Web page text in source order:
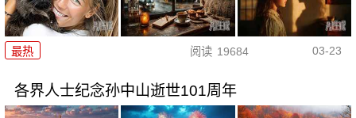
最热 阅读 19684 03-23
各界人士纪念孙中山逝世101周年